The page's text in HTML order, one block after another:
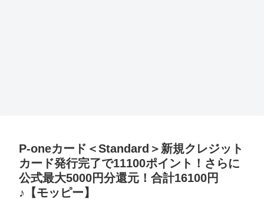
P-oneカード＜Standard＞新規クレジット
カード発行完了で11100ポイント！さらに
公式最大5000円分還元！合計16100円
♪【モッピー】